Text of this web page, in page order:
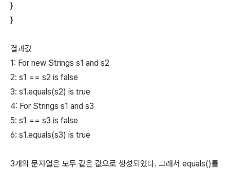
}
}
결과값
1: For new Strings s1 and s2
2: s1 == s2 is false
3: s1.equals(s2) is true
4: For Strings s1 and s3
5: s1 == s3 is false
6: s1.equals(s3) is true
3개의 문자열은 모두 같은 값으로 생성되었다. 그래서 equals()를